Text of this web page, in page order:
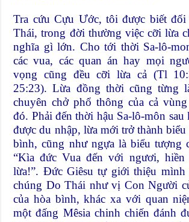
Tra cứu Cựu Ước, tôi được biết
Thái, trong đời thường việc cỡi lừa
nghĩa gì lớn. Cho tới thời Sa-lô-
các vua, các quan án hay mọi
vọng cũng đều cỡi lừa cả (Tl
25:23). Lừa đồng thời cũng từng
chuyên chở phổ thông của cả
đó. Phải đến thời hậu Sa-lô-môn sau
được du nhập, lừa mới trở thành
bình, cũng như ngựa là biểu tượng
“Kìa đức Vua đến với ngươi, hiền
lừa!”. Đức Giêsu tự giới thiệu mình
chúng Do Thái như vị Con Người
của hòa bình, khác xa với quan
một đấng Mêsia chinh chiến đánh